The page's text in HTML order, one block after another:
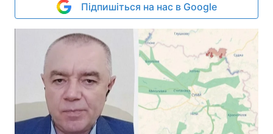
Підпишіться на нас в Google